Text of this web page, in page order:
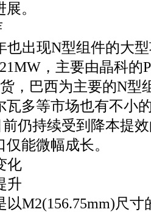
。
也出现N型组件的大
，主要由晶科的
，巴西为主要的N型
瓦多等市场也有不小
仍持续受到降本提
能微幅成长。
化
升
以M2(156.75mm)尺